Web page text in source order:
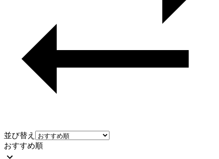
並び替え
おすすめ順